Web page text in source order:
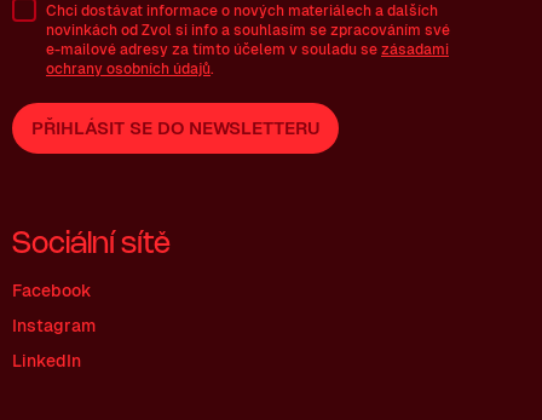
Chci dostávat informace o nových materiálech a dalších
novinkách od Zvol si info a souhlasím se zpracováním své
e-mailové adresy za tímto účelem v souladu se zásadami
ochrany osobních údajů.
PŘIHLÁSIT SE DO NEWSLETTERU
Sociální sítě
Facebook
Instagram
LinkedIn